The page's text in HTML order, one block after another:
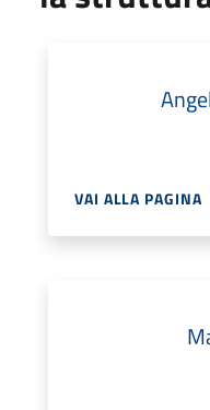
VAI ALLA PAGINA